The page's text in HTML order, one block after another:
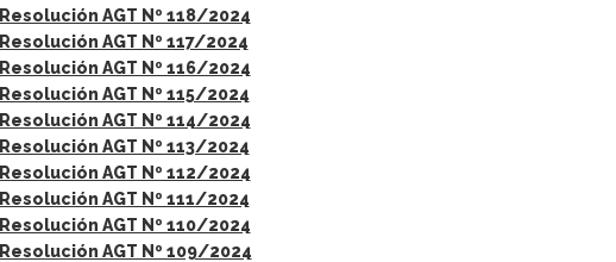
Resolución AGT Nº 118/2024
Resolución AGT Nº 117/2024
Resolución AGT Nº 116/2024
Resolución AGT Nº 115/2024
Resolución AGT Nº 114/2024
Resolución AGT Nº 113/2024
Resolución AGT Nº 112/2024
Resolución AGT Nº 111/2024
Resolución AGT Nº 110/2024
Resolución AGT Nº 109/2024